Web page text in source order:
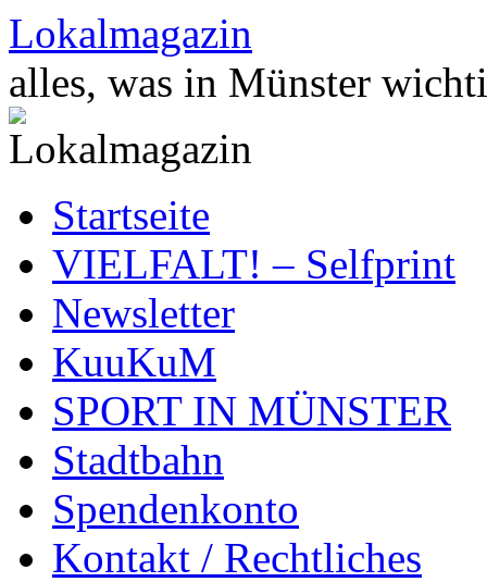
Zum
Inhalt
springen
Lokalmagazin
alles, was in Münster
Startseite
VIELFALT! – Selfprint
Newsletter
KuuKuM
SPORT IN MÜNSTER
Stadtbahn
Spendenkonto
Kontakt / Rechtliches